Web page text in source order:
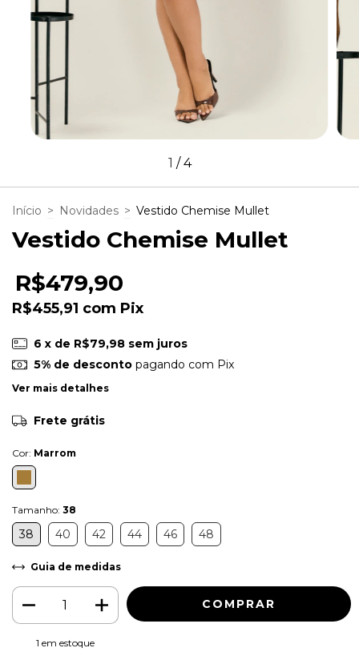
1 /4
Início > Novidades > Vestido Chemise Mullet
Vestido Chemise Mullet
R$479,90
R$455,91 com Pix
6 x de R$79,98 sem juros
5% de descontopagando com Pix
Ver mais detalhes
Frete grátis
Cor: Marrom
Tamanho: 38
38 40 42 44 46 48
Guia de medidas
1 em estoque